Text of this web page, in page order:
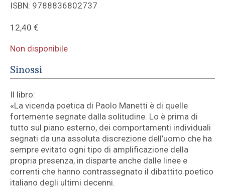
ISBN: 9788836802737
12,40 €
Non disponibile
Sinossi
Il libro:
«La vicenda poetica di Paolo Manetti è di quelle
fortemente segnate dalla solitudine. Lo è prima di
tutto sul piano esterno, dei comportamenti individuali
segnati da una assoluta discrezione dell’uomo che ha
sempre evitato ogni tipo di amplificazione della
propria presenza, in disparte anche dalle linee e
correnti che hanno contrassegnato il dibattito poetico
italiano degli ultimi decenni.